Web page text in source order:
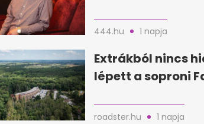
444.hu 1 napja
Extrákból nincs
lépett a soproni
roadster.hu 1 napja